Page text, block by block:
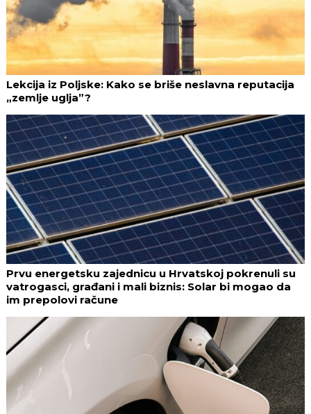
Lekcija iz Poljske: Kako se briše neslavna reputacija
„zemlje uglja”?
Prvu energetsku zajednicu u Hrvatskoj pokrenuli su
vatrogasci, građani i mali biznis: Solar bi mogao da
im prepolovi račune